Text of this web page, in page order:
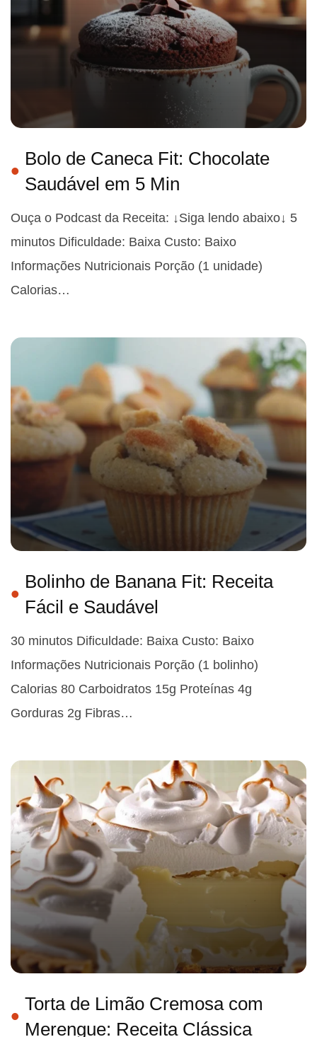
Bolo de Caneca Fit: Chocolate
Saudável em 5 Min
Ouça o Podcast da Receita: ↓Siga lendo abaixo↓ 5
minutos Dificuldade: Baixa Custo: Baixo
Informações Nutricionais Porção (1 unidade)
Calorias…
Bolinho de Banana Fit: Receita
Fácil e Saudável
30 minutos Dificuldade: Baixa Custo: Baixo
Informações Nutricionais Porção (1 bolinho)
Calorias 80 Carboidratos 15g Proteínas 4g
Gorduras 2g Fibras…
Torta de Limão Cremosa com
Merengue: Receita Clássica